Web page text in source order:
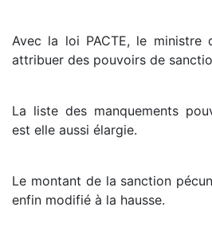
Avec la loi PACTE, le ministre
attribuer des pouvoirs de
La liste des manquements
est elle aussi élargie.
Le montant de la sanction
enfin modifié à la hausse.